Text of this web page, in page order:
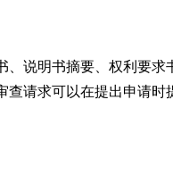
、说明书摘要、权利要
查请求可以在提出申请